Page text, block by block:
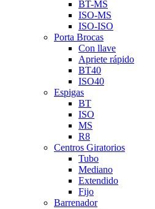
BT-MS
ISO-MS
ISO-ISO
Porta Brocas
Con llave
Apriete rápido
BT40
ISO40
Espigas
BT
ISO
MS
R8
Centros Giratorios
Tubo
Mediano
Extendido
Fijo
Barrenador